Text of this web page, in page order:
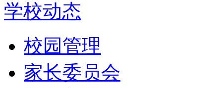
学校动态
校园管理
家长委员会